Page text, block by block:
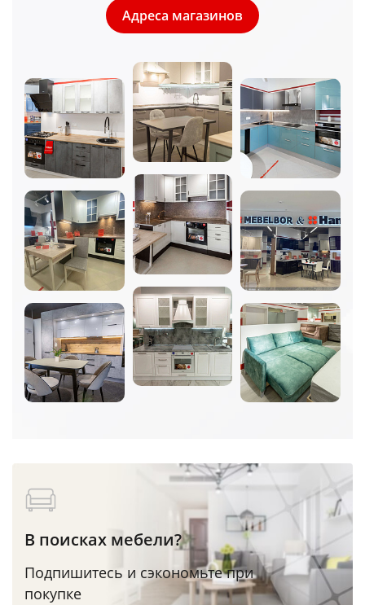
Адреса магазинов
В поисках мебели?
Подпишитесь и сэкономьте при
покупке